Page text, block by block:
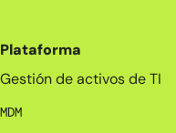
Plataforma
Gestión de activos de TI
MDM